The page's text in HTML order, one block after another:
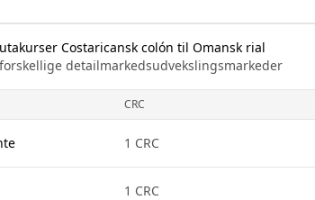
Costaricansk colón til Omansk rial
detailmarkedsudvekslingsmarkeder
CRC
1 CRC
1 CRC